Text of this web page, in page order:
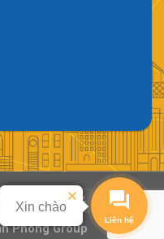
Phong Group
Liên hệ